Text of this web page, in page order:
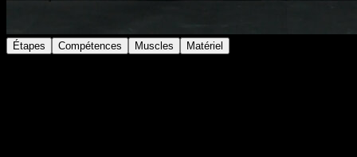
Étapes Compétences Muscles Matériel